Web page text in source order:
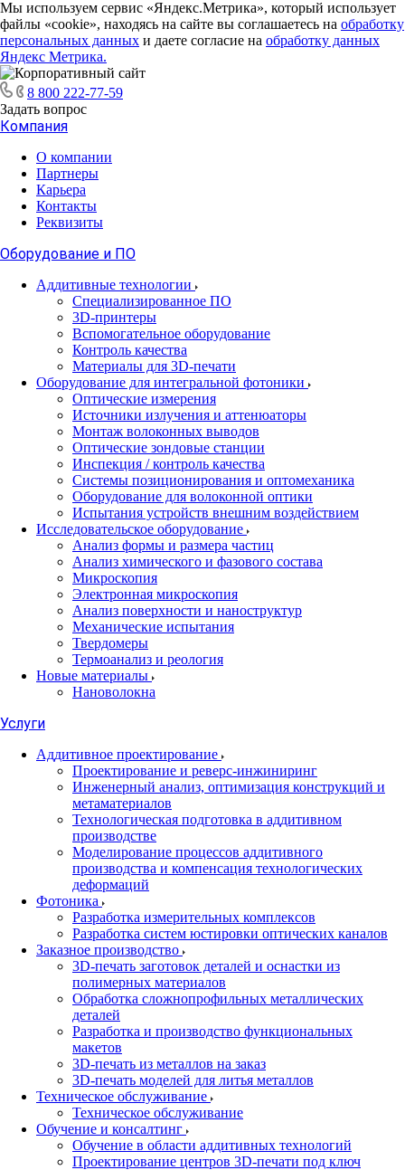
Мы используем сервис «Яндекс.Метрика», который использует
файлы «cookie», находясь на сайте вы соглашаетесь на обработку
персональных данных и даете согласие на обработку данных
Яндекс Метрика.
8 800 222-77-59
Задать вопрос
Компания
О компании
Партнеры
Карьера
Контакты
Реквизиты
Оборудование и ПО
Аддитивные технологии
Специализированное ПО
3D-принтеры
Вспомогательное оборудование
Контроль качества
Материалы для 3D-печати
Оборудование для интегральной фотоники
Оптические измерения
Источники излучения и аттенюаторы
Монтаж волоконных выводов
Оптические зондовые станции
Инспекция / контроль качества
Системы позиционирования и оптомеханика
Оборудование для волоконной оптики
Испытания устройств внешним воздействием
Исследовательское оборудование
Анализ формы и размера частиц
Анализ химического и фазового состава
Микроскопия
Электронная микроскопия
Анализ поверхности и наноструктур
Механические испытания
Твердомеры
Термоанализ и реология
Новые материалы
Нановолокна
Услуги
Аддитивное проектирование
Проектирование и реверс-инжиниринг
Инженерный анализ, оптимизация конструкций и
метаматериалов
Технологическая подготовка в аддитивном
производстве
Моделирование процессов аддитивного
производства и компенсация технологических
деформаций
Фотоника
Разработка измерительных комплексов
Разработка систем юстировки оптических каналов
Заказное производство
3D-печать заготовок деталей и оснастки из
полимерных материалов
Обработка сложнопрофильных металлических
деталей
Разработка и производство функциональных
макетов
3D-печать из металлов на заказ
3D-печать моделей для литья металлов
Техническое обслуживание
Техническое обслуживание
Обучение и консалтинг
Обучение в области аддитивных технологий
Проектирование центров 3D-печати под ключ